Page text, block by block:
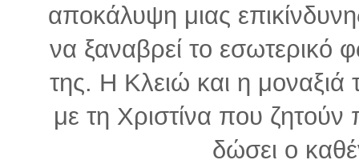
αποκάλυψη μιας
να ξαναβρεί το εσωτερικό
της. Η Κλειώ και η
με τη Χριστίνα που
δώσει ο